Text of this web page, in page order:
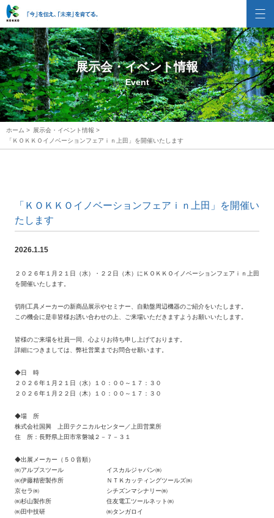
展示会・イベント情報
Event
ホーム > 展示会・イベント情報 >
「ＫＯＫＫＯイノベーションフェアｉｎ上田」を開催いたします
「ＫＯＫＫＯイノベーションフェアｉｎ上田」を開催い
たします
2026.1.15
２０２６年１月２１日（水）・２２日（木）にＫＯＫＫＯイノベーションフェアｉｎ上田
を開催いたします。
切削工具メーカーの新商品展示やセミナー、自動盤周辺機器のご紹介をいたします。
この機会に是非皆様お誘い合わせの上、ご来場いただきますようお願いいたします。
皆様のご来場を社員一同、心よりお待ち申し上げております。
詳細につきましては、弊社営業までお問合せ願います。
◆日 時
２０２６年１月２１日（水）１０：００～１７：３０
２０２６年１月２２日（木）１０：００～１７：３０
◆場 所
株式会社国興 上田テクニカルセンター／上田営業所
住 所：長野県上田市常磐城２－７－３１
◆出展メーカー（５０音順）
㈱アルプスツール イスカルジャパン㈱
㈱伊藤精密製作所 ＮＴＫカッティングツールズ㈱
京セラ㈱ シチズンマシナリー㈱
㈱杉山製作所 住友電工ツールネット㈱
㈱田中技研 ㈱タンガロイ